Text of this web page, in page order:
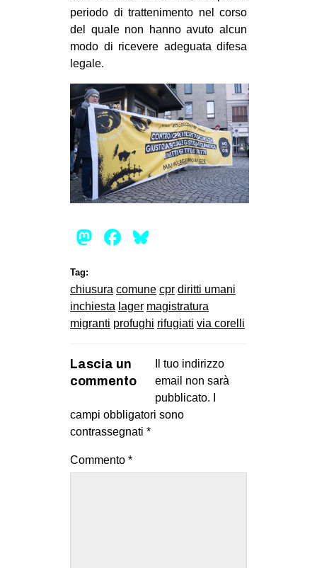
periodo di trattenimento nel corso
del quale non hanno avuto alcun
modo di ricevere adeguata difesa
legale.
Mastodon
Facebook
Tag:
chiusura comune cpr diritti umani
inchiesta lager magistratura
migranti profughi rifugiati via corelli
Lascia un
commento
Il tuo indirizzo
email non sarà
pubblicato.
campi obbligatori sono
contrassegnati *
Commento *